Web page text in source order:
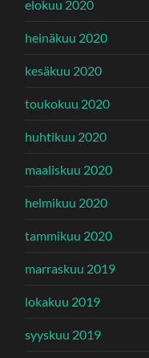
elokuu 2020
heinäkuu 2020
kesäkuu 2020
toukokuu 2020
huhtikuu 2020
maaliskuu 2020
helmikuu 2020
tammikuu 2020
marraskuu 2019
lokakuu 2019
syyskuu 2019